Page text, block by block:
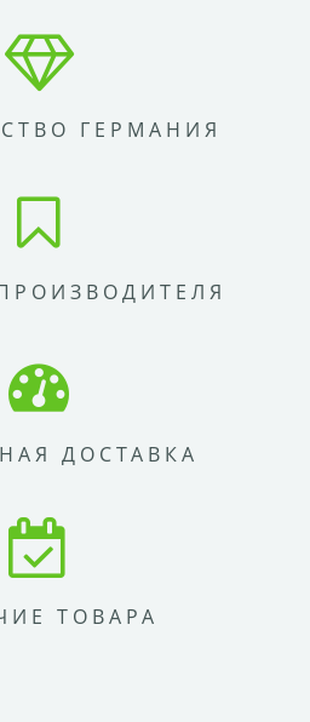
ГЕРМАНИЯ
ДОСТАВКА
ТОВАРА